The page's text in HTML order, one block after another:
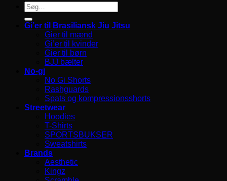
Søg
efter:
Gi’er til Brasiliansk Jiu Jitsu
Gier til mænd
Gi’er til kvinder
Gier til børn
BJJ bælter
No-gi
No Gi Shorts
Rashguards
Spats og kompressionsshorts
Streetwear
Hoodies
T-Shirts
SPORTSBUKSER
Sweatshirts
Brands
Aesthetic
Kingz